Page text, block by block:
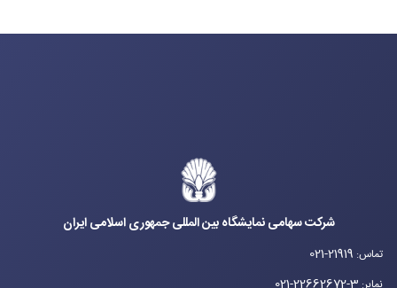
شرکت سهامی نمایشگاه بین المللی جمهوری اسلامی ایران
تماس:
021-21919
نمابر: